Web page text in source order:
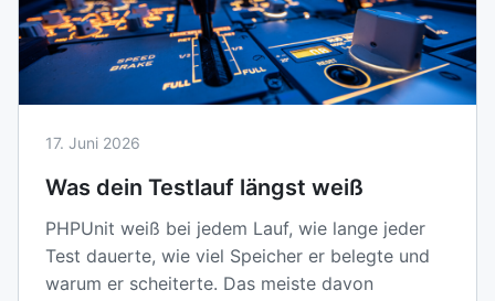
17. Juni 2026
Was dein Testlauf längst weiß
PHPUnit weiß bei jedem Lauf, wie lange jeder
Test dauerte, wie viel Speicher er belegte und
warum er scheiterte. Das meiste davon